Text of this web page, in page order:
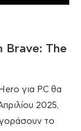
Brave: The
για PC θα
2025,
το